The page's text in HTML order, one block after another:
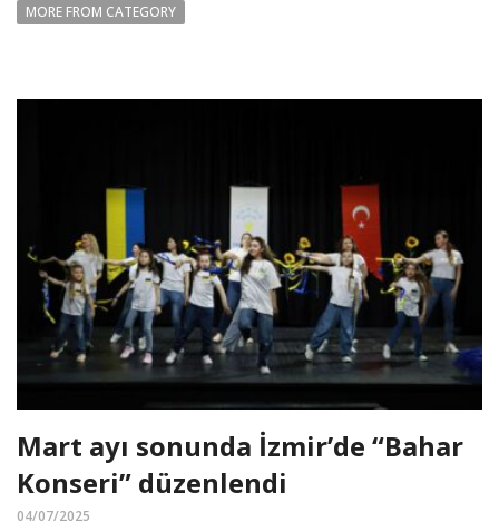
MORE FROM CATEGORY
Mart ayı sonunda İzmir’de “Bahar
Konseri” düzenlendi
04/07/2025